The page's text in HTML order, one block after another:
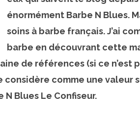
énormément Barbe N Blues.
soins à barbe français. J’ai
barbe en découvrant cette
de références (si ce n’est
considère comme une valeur
N Blues Le Confiseur.